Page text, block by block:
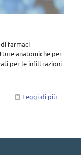
farmaci
anatomiche per
per le infiltrazioni
Leggi di più